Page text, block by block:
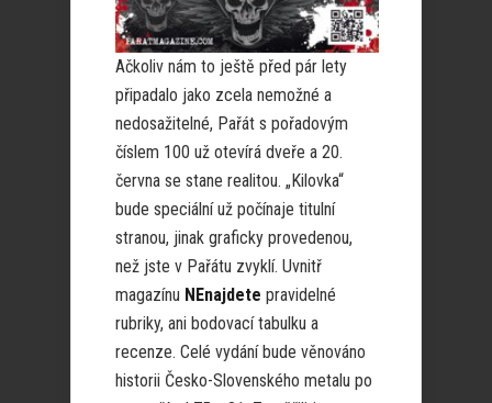
Ačkoliv nám to ještě před pár lety
připadalo jako zcela nemožné a
nedosažitelné, Pařát s pořadovým
číslem 100 už otevírá dveře a 20.
června se stane realitou. „Kilovka“
bude speciální už počínaje titulní
stranou, jinak graficky provedenou,
než jste v Pařátu zvyklí. Uvnitř
magazínu NEnajdete pravidelné
rubriky, ani bodovací tabulku a
recenze. Celé vydání bude věnováno
historii Česko-Slovenského metalu po